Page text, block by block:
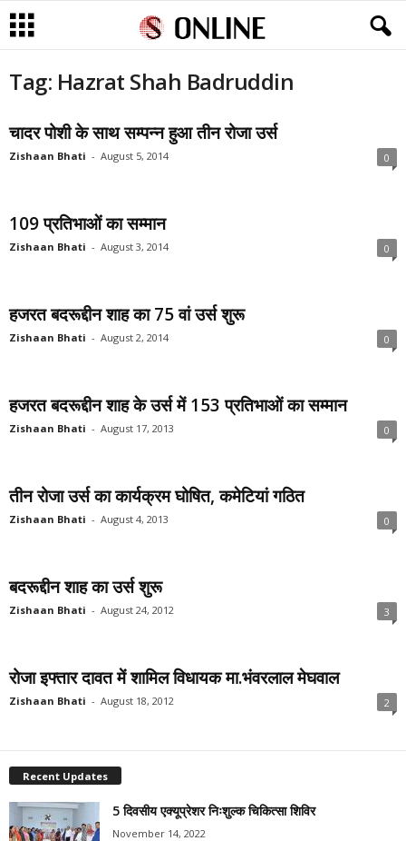
Tag: Hazrat Shah Badruddin
चादर पोशी के साथ सम्पन्न हुआ तीन रोजा उर्स
Zishaan Bhati - August 5, 2014 0
109 प्रतिभाओं का सम्मान
Zishaan Bhati - August 3, 2014 0
हजरत बदरूद्दीन शाह का 75 वां उर्स शुरू
Zishaan Bhati - August 2, 2014 0
हजरत बदरूद्दीन शाह के उर्स में 153 प्रतिभाओं का सम्मान
Zishaan Bhati - August 17, 2013 0
तीन रोजा उर्स का कार्यक्रम घोषित, कमेटियां गठित
Zishaan Bhati - August 4, 2013 0
बदरूद्दीन शाह का उर्स शुरू
Zishaan Bhati - August 24, 2012 3
रोजा इफ्तार दावत में शामिल विधायक मा.भंवरलाल मेघवाल
Zishaan Bhati - August 18, 2012 2
Recent Updates
5 दिवसीय एक्यूप्रेशर निःशुल्क चिकित्सा शिविर
November 14, 2022